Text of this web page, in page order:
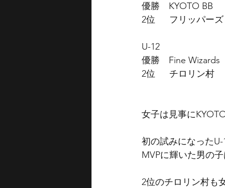
優勝　KYOTO BB
2位　  フリッパーズ
U-12
優勝　Fine Wizards
2位　  チロリン村
女子は見事に
初の試みになった
MVPに輝いた男の
2位のチロリン村も